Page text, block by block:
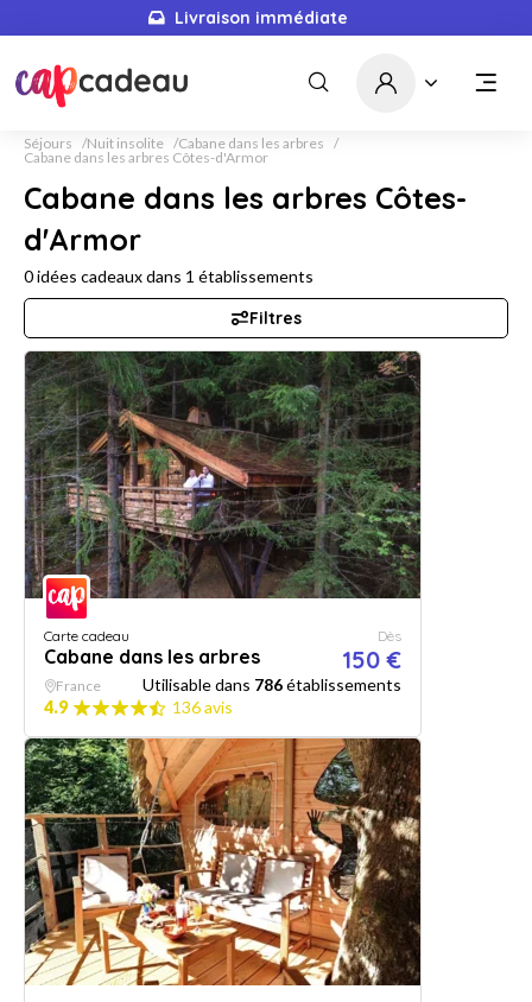
Livraison immédiate
Séjours Nuit insolite
Cabane dans les arbres
Cabane dans les arbres Côtes-d'Armor
Cabane dans les arbres Côtes-
d'Armor
0idées cadeaux dans 1 établissements
Filtres
Carte cadeau
Cabane dans les arbres
Dès
150 €
France Utilisable dans 786établissements
4.9
136 avis